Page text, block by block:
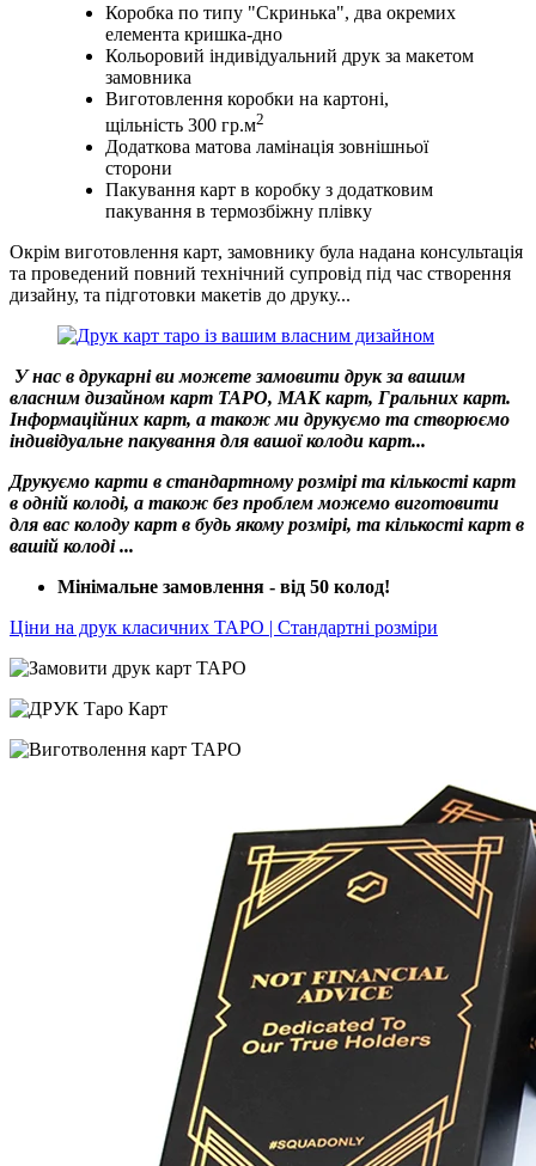
Коробка по типу "Скринька", два окремих
елемента кришка-дно
Кольоровий індивідуальний друк за макетом
замовника
Виготовлення коробки на картоні,
щільність 300 гр.м2
Додаткова матова ламінація зовнішньої
сторони
Пакування карт в коробку з додатковим
пакування в термозбіжну плівку
Окрім виготовлення карт, замовнику була надана консультація
та проведений повний технічний супровід під час створення
дизайну, та підготовки макетів до друку...
У нас в друкарні ви можете замовити друк за вашим
власним дизайном карт ТАРО, МАК карт, Гральних карт.
Інформаційних карт, а також ми друкуємо та створюємо
індивідуальне пакування для вашої колоди карт...
Друкуємо карти в стандартному розмірі та кількості карт
в одній колоді, а також без проблем можемо виготовити
для вас колоду карт в будь якому розмірі, та кількості карт в
вашій колоді ...
Мінімальне замовлення - від 50 колод!
Ціни на друк класичних ТАРО | Стандартні розміри